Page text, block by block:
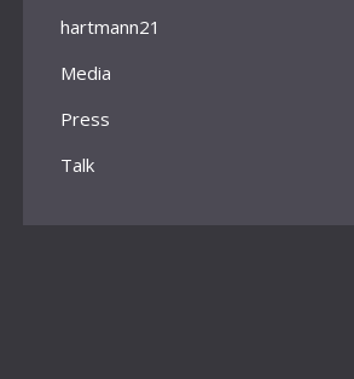
hartmann21
Media
Press
Talk